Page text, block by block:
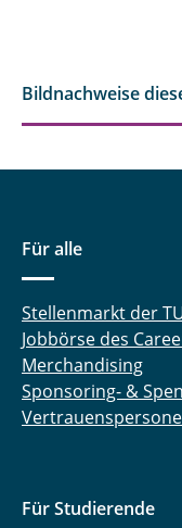
Bildnachweise
Für alle
Stellenmarkt der
Jobbörse des
Merchandising
Sponsoring- &
Für Studierende